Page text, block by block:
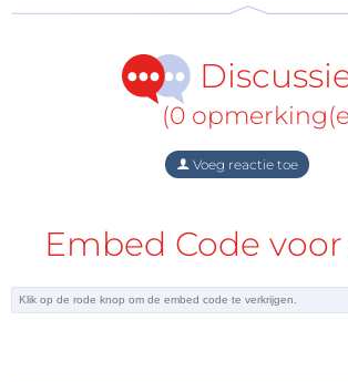
(0
Voeg reactie toe
Embed Code